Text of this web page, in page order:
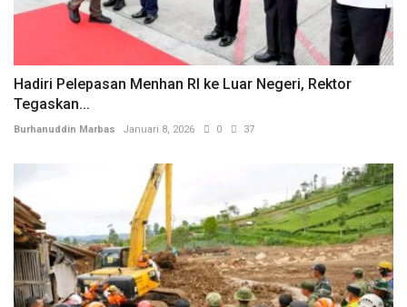
Hadiri Pelepasan Menhan RI ke Luar Negeri, Rektor
Tegaskan...
Burhanuddin Marbas Januari 8, 2026 0 37